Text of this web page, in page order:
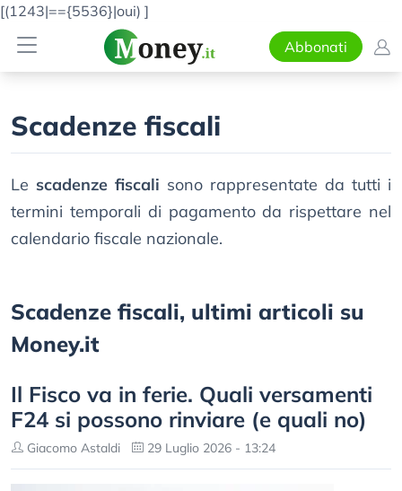
[(1243|=={5536}|oui) ]
Abbonati
Scadenze fiscali
Le scadenze fiscali sono rappresentate da tutti i
termini temporali di pagamento da rispettare nel
calendario fiscale nazionale.
Scadenze fiscali, ultimi articoli su
Money.it
Il Fisco va in ferie. Quali versamenti
F24 si possono rinviare (e quali no)
Giacomo Astaldi 29 Luglio 2026 - 13:24